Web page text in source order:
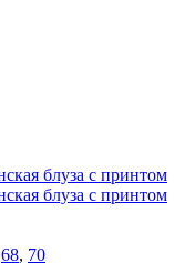
68, 70